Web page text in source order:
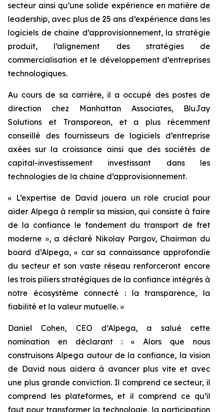
secteur ainsi qu’une solide expérience en matière de
leadership, avec plus de 25 ans d’expérience dans les
logiciels de chaîne d’approvisionnement, la stratégie
produit, l’alignement des stratégies de
commercialisation et le développement d’entreprises
technologiques.
Au cours de sa carrière, il a occupé des postes de
direction chez Manhattan Associates, BluJay
Solutions et Transporeon, et a plus récemment
conseillé des fournisseurs de logiciels d’entreprise
axées sur la croissance ainsi que des sociétés de
capital-investissement investissant dans les
technologies de la chaîne d’approvisionnement.
« L’expertise de David jouera un rôle crucial pour
aider Alpega à remplir sa mission, qui consiste à faire
de la confiance le fondement du transport de fret
moderne », a déclaré Nikolay Pargov, Chairman du
board d’Alpega, « car sa connaissance approfondie
du secteur et son vaste réseau renforceront encore
les trois piliers stratégiques de la confiance intégrés à
notre écosystème connecté : la transparence, la
fiabilité et la valeur mutuelle. »
Daniel Cohen, CEO d’Alpega, a salué cette
nomination en déclarant : « Alors que nous
construisons Alpega autour de la confiance, la vision
de David nous aidera à avancer plus vite et avec
une plus grande conviction. Il comprend ce secteur, il
comprend les plateformes, et il comprend ce qu’il
faut pour transformer la technologie, la participation